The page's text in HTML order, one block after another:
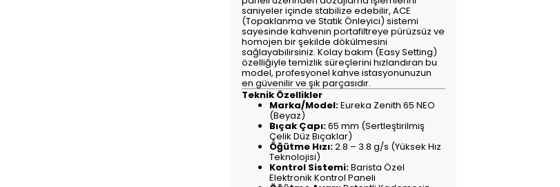
saniyeler içinde stabilize edebilir, ACE
(Topaklanma ve Statik Önleyici) sistemi
sayesinde kahvenin portafiltreye pürüzsüz ve
homojen bir şekilde dökülmesini
sağlayabilirsiniz. Kolay bakım (Easy Setting)
özelliğiyle temizlik süreçlerini hızlandıran bu
model, profesyonel kahve istasyonunuzun
en güvenilir ve şık parçasıdır.
Teknik Özellikler
Marka/Model:Eureka Zenith 65 NEO
(Beyaz)
Bıçak Çapı:65 mm (Sertleştirilmiş
Çelik Düz Bıçaklar)
Öğütme Hızı:2.8 – 3.8 g/s (Yüksek Hız
Teknolojisi)
Kontrol Sistemi:Barista Özel
Elektronik Kontrol Paneli